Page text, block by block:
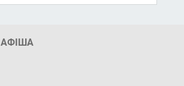
АФІША